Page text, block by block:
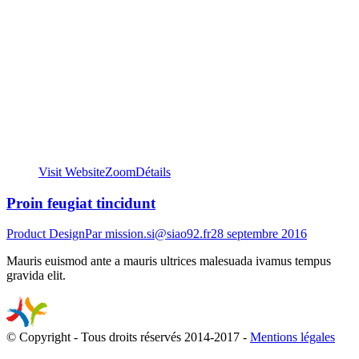
Visit WebsiteZoomDétails
Proin feugiat tincidunt
Product DesignParmission.si@siao92.fr28 septembre 2016
Mauris euismod ante a mauris ultrices malesuada ivamus tempus
gravida elit.
© Copyright - Tous droits réservés 2014-2017 - Mentions légales